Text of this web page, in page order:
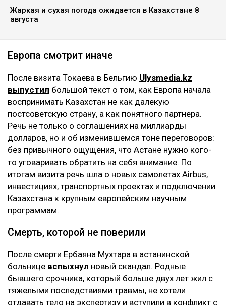
Жаркая и сухая погода ожидается в Казахстане 8
августа
Европа смотрит иначе
После визита Токаева в Бельгию Ulysmedia.kz
выпустил большой текст о том, как Европа начала
воспринимать Казахстан не как далекую
постсоветскую страну, а как понятного партнера.
Речь не только о соглашениях на миллиарды
долларов, но и об изменившемся тоне переговоров:
без привычного ощущения, что Астане нужно кого-
то уговаривать обратить на себя внимание. По
итогам визита речь шла о новых самолетах Airbus,
инвестициях, транспортных проектах и подключении
Казахстана к крупным европейским научным
программам.
Смерть, которой не поверили
После смерти Ербаяна Мухтара в астанинской
больнице вспыхнул новый скандал. Родные
бывшего срочника, который больше двух лет жил с
тяжелыми последствиями травмы, не хотели
отдавать тело на экспертизу и вступили в конфликт с